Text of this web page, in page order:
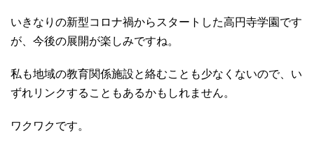
いきなりの新型コロナ禍からスタートした高円寺学園です
が、今後の展開が楽しみですね。
私も地域の教育関係施設と絡むことも少なくないので、い
ずれリンクすることもあるかもしれません。
ワクワクです。